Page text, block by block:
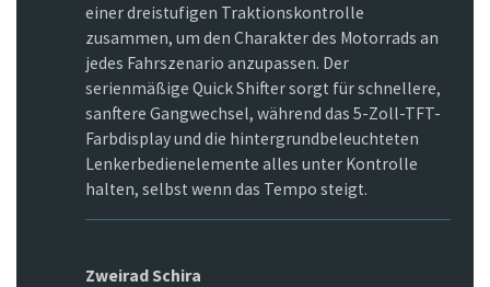
einer dreistufigen Traktionskontrolle
zusammen, um den Charakter des Motorrads an
jedes Fahrszenario anzupassen. Der
serienmäßige Quick Shifter sorgt für schnellere,
sanftere Gangwechsel, während das 5-Zoll-TFT-
Farbdisplay und die hintergrundbeleuchteten
Lenkerbedienelemente alles unter Kontrolle
halten, selbst wenn das Tempo steigt.
Zweirad Schira